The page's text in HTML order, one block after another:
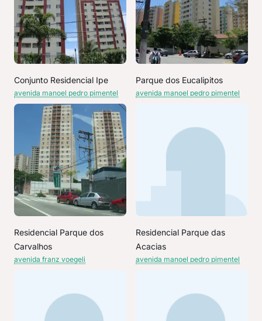
Conjunto Residencial Ipe
avenida manoel pedro pimentel
Parque dos Eucalipitos
avenida manoel pedro pimentel
Residencial Parque dos
Carvalhos
avenida franz voegeli
Residencial Parque das
Acacias
avenida manoel pedro pimentel